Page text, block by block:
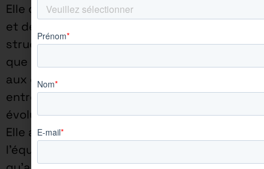
Elle dispose de la souplesse
et de la réactivité d’une
structure à taille humaine,
que ce soit pour répondre
aux demandes des
entreprises ou pour faire
évoluer sa pédagogie.
Elle assure une proximité à
l’équipe enseignante ainsi